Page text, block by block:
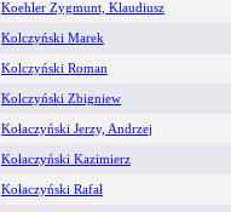
Koehler Zygmunt, Klaudiusz
Kolczyński Marek
Kolczyński Roman
Kolczyński Zbigniew
Kołaczyński Jerzy, Andrzej
Kołaczyński Kazimierz
Kołaczyński Rafał